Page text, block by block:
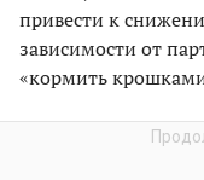
привести к
зависимости от
«кормить